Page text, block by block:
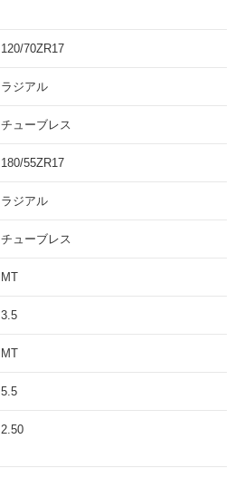
120/70ZR17
ラジアル
チューブレス
180/55ZR17
ラジアル
チューブレス
MT
3.5
MT
5.5
2.50